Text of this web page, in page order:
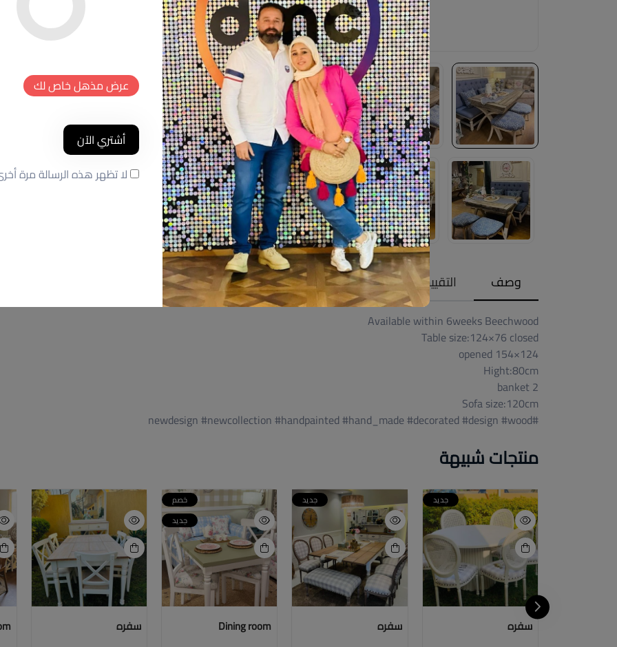
وصف التقييمات (0)
Available within 6weeks Beechwood
Table size:124×76 closed
124×154 opened
Hight:80cm
2 banket
Sofa size:120cm
#newdesign #newcollection #handpainted #hand_made #decorated #design #wood
منتجات شبيهة
جديد
سفره
جديد
سفره
خصم
جديد
Dining room سفره
عرض مذهل خاص لك
أشتري الآن
لا تظهر هذه الرسالة مرة